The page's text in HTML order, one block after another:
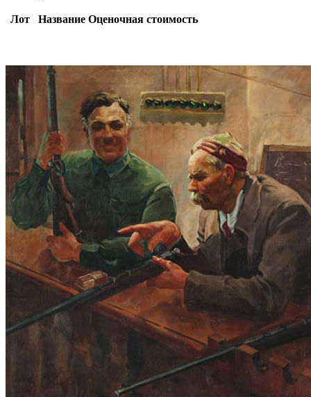
Лот Название Оценочная стоимость